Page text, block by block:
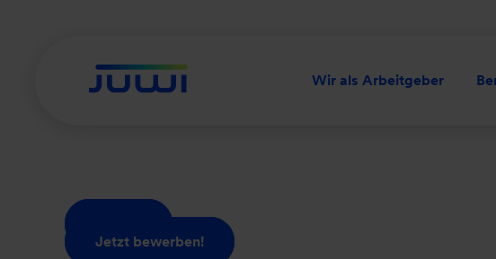
Wir als Arbeitgeber
Jetzt bewerben!